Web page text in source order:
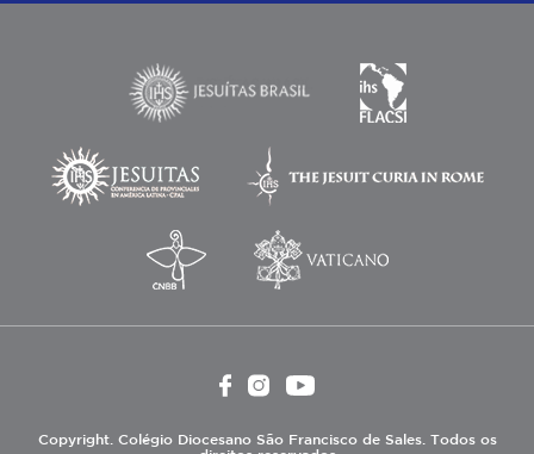
Copyright. Colégio Diocesano São Francisco de Sales. Todos os